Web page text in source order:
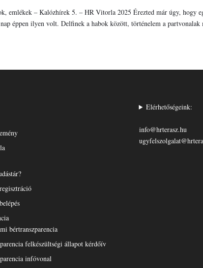
emlékek – Kalózhírek 5. – HR Vitorla 2025 Érezted már úgy, hogy
éppen ilyen volt. Delfinek a habok között, történelem a
bértranszparencia
felkészültségi állapot kérdőív
infóvonal
Elérhetőségeink:
info@hrterasz.hu